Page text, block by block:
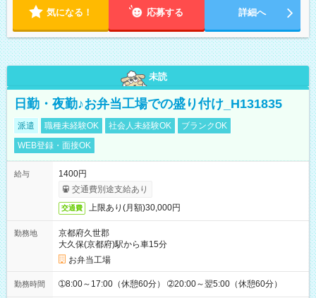
気になる！ 応募する 詳細へ
未読
日勤・夜勤♪お弁当工場での盛り付け_H131835
派遣 職種未経験OK 社会人未経験OK
ブランクOK
WEB登録・面接OK
給与
1400円
交通費別途支給あり
交通費 上限あり(月額)30,000円
勤務地
京都府久世郡
大久保(京都府)駅から車15分
お弁当工場
勤務時間 ➀8:00～17:00（休憩60分） ➁20:00～翌5:00（休憩60分）